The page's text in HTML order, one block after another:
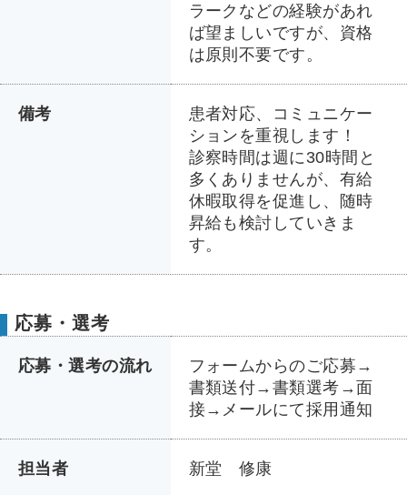
ラークなどの経験があれ
ば望ましいですが、資格
は原則不要です。
備考
患者対応、コミュニケー
ションを重視します！
診察時間は週に30時間と
多くありませんが、有給
休暇取得を促進し、随時
昇給も検討していきま
す。
応募・選考
応募・選考の流れ
フォームからのご応募→
書類送付→書類選考→面
接→メールにて採用通知
担当者 新堂 修康